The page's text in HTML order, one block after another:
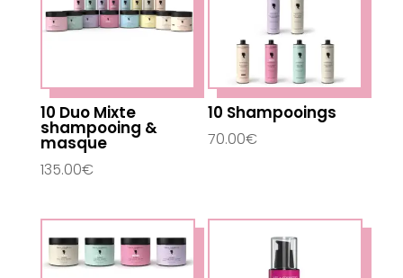
10 Duo Mixte
shampooing &
masque
135.00€
10 Shampooings
70.00€